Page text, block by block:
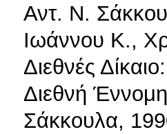
Αντ. Ν.
Ιωάννου Κ.,
Διεθνές
Διεθνή
Σάκκουλα,